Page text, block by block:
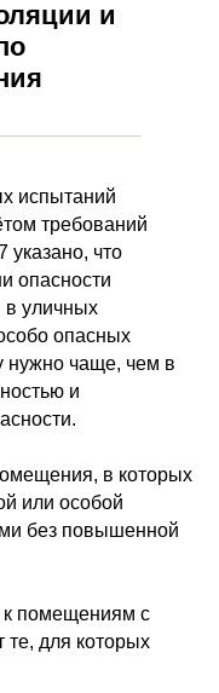
и
испытаний
требований
что
опасности
в уличных
опасных
нужно чаще, чем в
и
в которых
или особой
без повышенной
к помещениям с
для которых